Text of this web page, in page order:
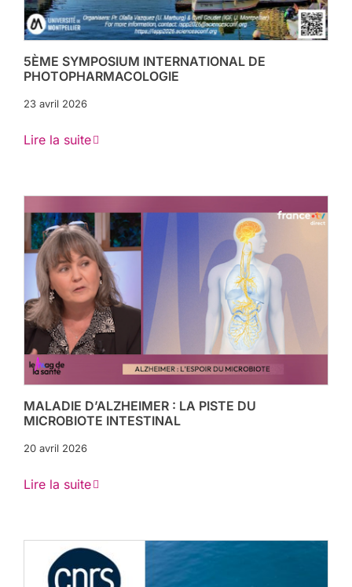
5ÈME SYMPOSIUM INTERNATIONAL DE
PHOTOPHARMACOLOGIE
23 avril 2026
Lire la suite
MALADIE D’ALZHEIMER : LA PISTE DU
MICROBIOTE INTESTINAL
20 avril 2026
Lire la suite